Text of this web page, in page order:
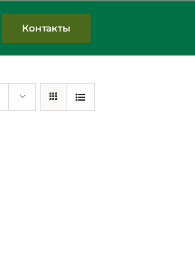
Контакты